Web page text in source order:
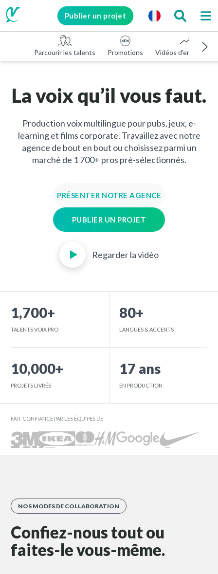
Publier un projet
Parcourir les talents Promotions Vidéos d'entreprise
La voix qu’il vous faut.
Production voix multilingue pour pubs, jeux, e-
learning et films corporate. Travaillez avec notre
agence de bout en bout ou choisissez parmi un
marché de 1 700+ pros pré-sélectionnés.
PRÉSENTER NOTRE AGENCE
PUBLIER UN PROJET
Regarder la vidéo
1,700+
TALENTS VOIX PRO
80+
LANGUES & ACCENTS
10,000+
PROJETS LIVRÉS
17 ans
EN PRODUCTION
FAIT CONFIANCE PAR LES ÉQUIPES DE
NOS MODES DE COLLABORATION
Confiez-nous tout ou
faites-le vous-même.